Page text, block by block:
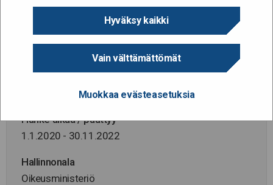
Hyväksy kaikki
Vain välttämättömät
Muokkaa evästeasetuksia
VK/52289/05.00.01.00/2020 ja
VK/115067/05.00.01.00/2021-2
Hanke alkaa / päättyy
1.1.2020 - 30.11.2022
Hallinnonala
Oikeusministeriö